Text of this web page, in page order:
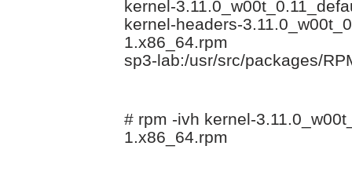
kernel-
kernel-headers-
1.x86_64.rpm
sp3-lab:/usr/src/packages/
# rpm -ivh kernel-
1.x86_64.rpm